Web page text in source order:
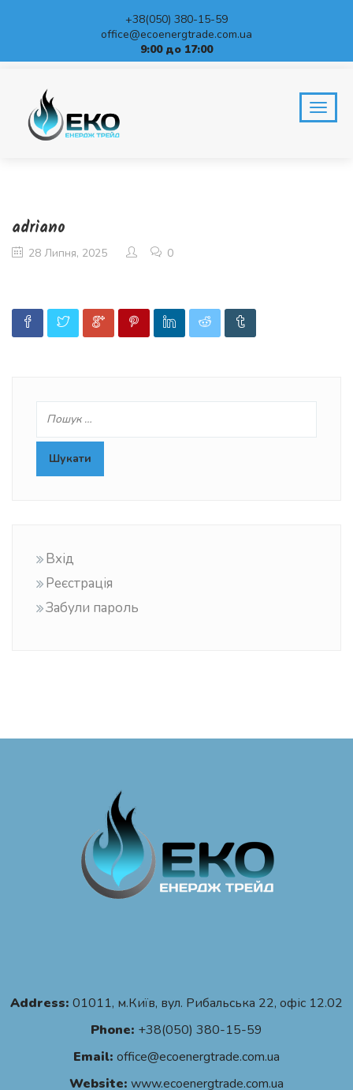
+38(050) 380-15-59
office@ecoenergtrade.com.ua
9:00 до 17:00
BLOG adriano
adriano
28 Липня, 2025 0
Вхід
Реєстрація
Забули пароль
Address: 01011, м.Київ, вул. Рибальська 22, офіс 12.02
Phone: +38(050) 380-15-59
Email: office@ecoenergtrade.com.ua
Website: www.ecoenergtrade.com.ua